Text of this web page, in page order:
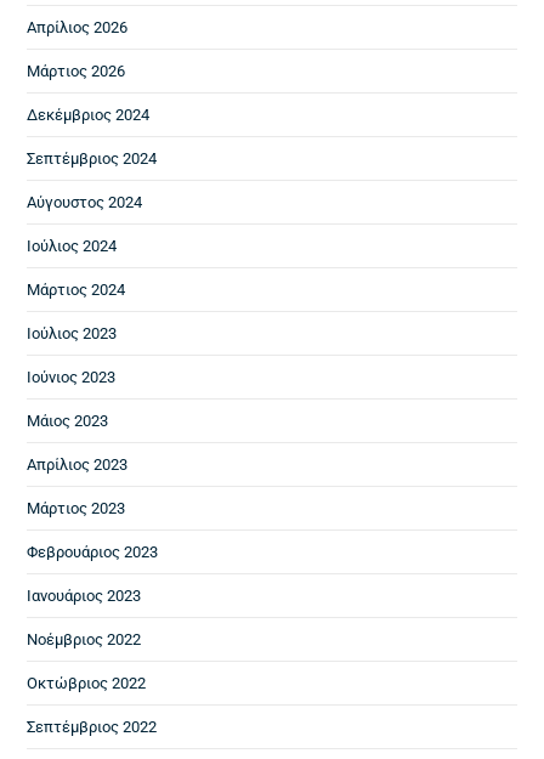
Απρίλιος 2026
Μάρτιος 2026
Δεκέμβριος 2024
Σεπτέμβριος 2024
Αύγουστος 2024
Ιούλιος 2024
Μάρτιος 2024
Ιούλιος 2023
Ιούνιος 2023
Μάιος 2023
Απρίλιος 2023
Μάρτιος 2023
Φεβρουάριος 2023
Ιανουάριος 2023
Νοέμβριος 2022
Οκτώβριος 2022
Σεπτέμβριος 2022